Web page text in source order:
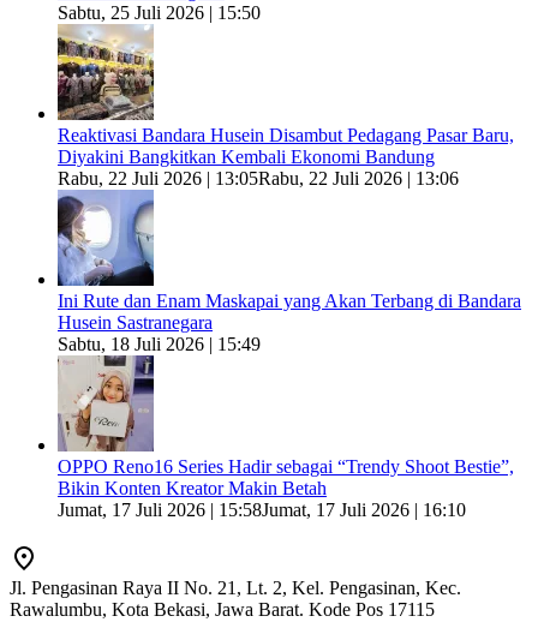
Sabtu, 25 Juli 2026 | 15:50
Reaktivasi Bandara Husein Disambut Pedagang Pasar Baru,
Diyakini Bangkitkan Kembali Ekonomi Bandung
Rabu, 22 Juli 2026 | 13:05Rabu, 22 Juli 2026 | 13:06
Ini Rute dan Enam Maskapai yang Akan Terbang di Bandara
Husein Sastranegara
Sabtu, 18 Juli 2026 | 15:49
OPPO Reno16 Series Hadir sebagai “Trendy Shoot Bestie”,
Bikin Konten Kreator Makin Betah
Jumat, 17 Juli 2026 | 15:58Jumat, 17 Juli 2026 | 16:10
Jl. Pengasinan Raya II No. 21, Lt. 2, Kel. Pengasinan, Kec.
Rawalumbu, Kota Bekasi, Jawa Barat. Kode Pos 17115